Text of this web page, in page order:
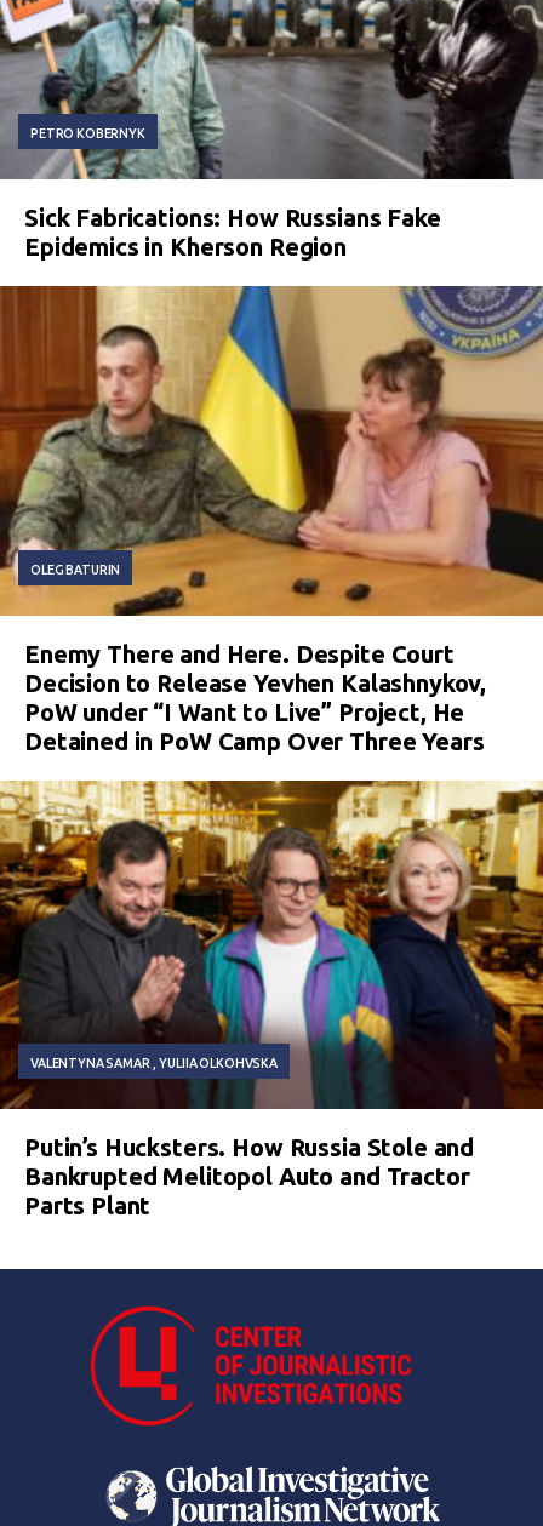
PETRO KOBERNYK
Sick Fabrications: How Russians Fake
Epidemics in Kherson Region
OLEG BATURIN
Enemy There and Here. Despite Court
Decision to Release Yevhen Kalashnykov,
PoW under “I Want to Live” Project, He
Detained in PoW Camp Over Three Years
VALENTYNA SAMAR YULIIA OLKOHVSKA
Putin’s Hucksters. How Russia Stole and
Bankrupted Melitopol Auto and Tractor
Parts Plant